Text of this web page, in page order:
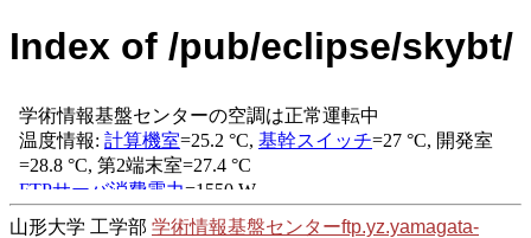
Index of /pub/eclipse/skybt/
山形大学 工学部 学術情報基盤センターftp.yz.yamagata-